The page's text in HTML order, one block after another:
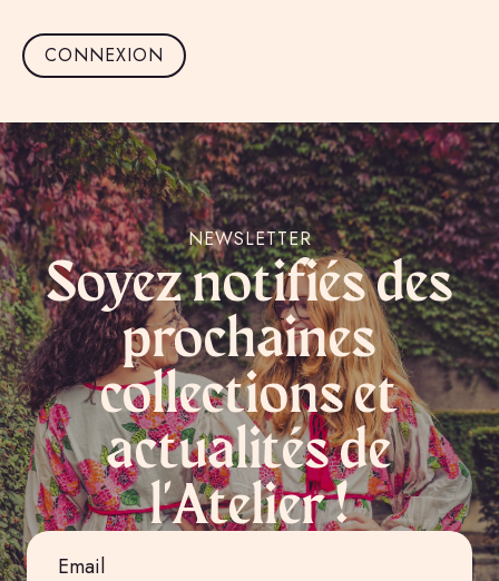
CONNEXION
NEWSLETTER
Soyez notifiés des
prochaines
collections et
actualités de
l'Atelier !
*